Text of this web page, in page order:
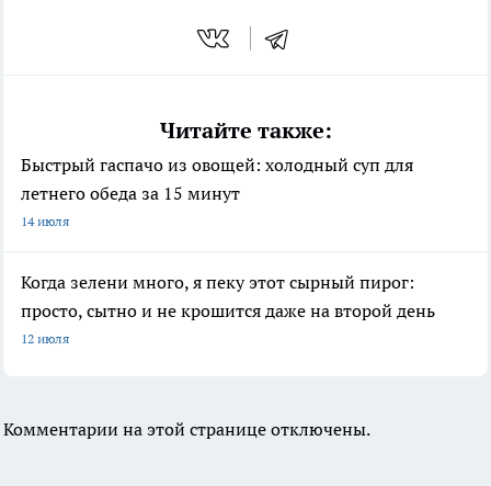
Читайте также:
Быстрый гаспачо из овощей: холодный суп для
летнего обеда за 15 минут
14 июля
Когда зелени много, я пеку этот сырный пирог:
просто, сытно и не крошится даже на второй день
12 июля
Комментарии на этой странице отключены.